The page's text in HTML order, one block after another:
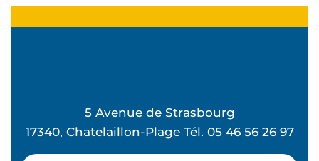
5 Avenue de Strasbourg
17340, Chatelaillon-Plage Tél. 05 46 56 26 97